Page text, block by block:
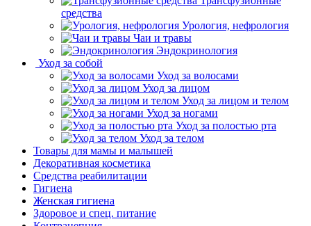
средства
Урология, нефрология
Чаи и травы
Эндокринология
Уход за собой
Уход за волосами
Уход за лицом
Уход за лицом и телом
Уход за ногами
Уход за полостью рта
Уход за телом
Товары для мамы и малышей
Декоративная косметика
Средства реабилитации
Гигиена
Женская гигиена
Здоровое и спец. питание